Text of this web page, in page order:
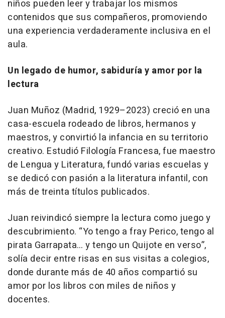
niños pueden leer y trabajar los mismos
contenidos que sus compañeros, promoviendo
una experiencia verdaderamente inclusiva en el
aula.
Un legado de humor, sabiduría y amor por la
lectura
Juan Muñoz (Madrid, 1929–2023) creció en una
casa-escuela rodeado de libros, hermanos y
maestros, y convirtió la infancia en su territorio
creativo. Estudió Filología Francesa, fue maestro
de Lengua y Literatura, fundó varias escuelas y
se dedicó con pasión a la literatura infantil, con
más de treinta títulos publicados.
Juan reivindicó siempre la lectura como juego y
descubrimiento. “Yo tengo a fray Perico, tengo al
pirata Garrapata… y tengo un Quijote en verso”,
solía decir entre risas en sus visitas a colegios,
donde durante más de 40 años compartió su
amor por los libros con miles de niños y
docentes.